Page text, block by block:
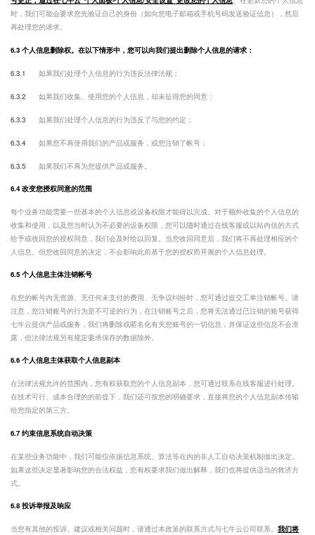
时，我们可能会要求您先验证自己的身份（如向您电子邮箱或手机号码发送验证信息），然后
再处理您的请求。
6.3 个人信息删除权。在以下情形中，您可以向我们提出删除个人信息的请求：
6.3.1 如果我们处理个人信息的行为违反法律法规；
6.3.2 如果我们收集、使用您的个人信息，却未征得您的同意；
6.3.3 如果我们处理个人信息的行为违反了与您的约定；
6.3.4 如果您不再使用我们的产品或服务，或您注销了帐号；
6.3.5 如果我们不再为您提供产品或服务。
6.4 改变您授权同意的范围
每个业务功能需要一些基本的个人信息或设备权限才能得以完成。对于额外收集的个人信息的
收集和使用，以及您当时认为不必要的设备权限，您可以随时通过在线客服或以站内信的方式
给予或收回您的授权同意，我们会及时给以回复。当您收回同意后，我们将不再处理相应的个
人信息。但您收回同意的决定，不会影响此前基于您的授权而开展的个人信息处理。
6.5 个人信息主体注销帐号
在您的帐号内无资源、无任何未支付的费用、无争议纠纷时，您可通过提交工单注销帐号。请
注意，您注销账号的行为是不可逆的行为，在注销账号之后，您将无法通过已注销的账号获得
七牛云提供产品或服务，我们将删除或匿名化有关您账号的一切信息，并保证这些信息不会泄
露，但法律法规另有规定要求保存的数据除外。
6.6 个人信息主体获取个人信息副本
在法律法规允许的范围内，您有权获取您的个人信息副本，您可通过联系在线客服进行处理。
在技术可行、成本合理的的前提下，我们还可按您的明确要求，直接将您的个人信息副本传输
给您指定的第三方。
6.7 约束信息系统自动决策
在某些业务功能中，我们可能仅依据信息系统、算法等在内的非人工自动决策机制做出决定。
如果这些决定显著影响您的合法权益，您有权要求我们做出解释，我们也将提供适当的救济方
式。
6.8 投诉举报及响应
当您有其他的投诉、建议或相关问题时，请通过本政策的联系方式与七牛云公司联系。 我们将